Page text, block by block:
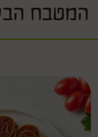
המטבח